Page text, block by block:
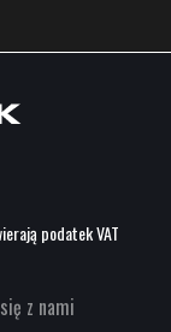
podatek VAT
z nami